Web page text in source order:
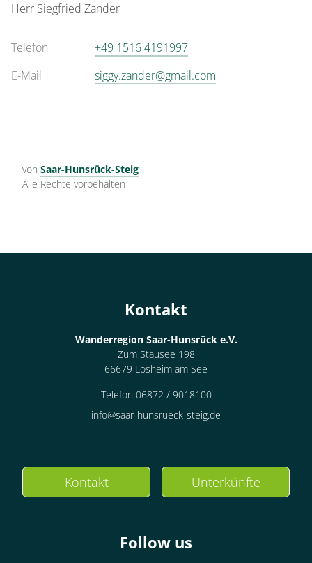
Herr Siegfried Zander
Telefon
+49 1516 4191997
E-Mail
siggy.zander@gmail.com
von Saar-Hunsrück-Steig
Alle Rechte vorbehalten
Kontakt
Wanderregion Saar-Hunsrück e.V.
Zum Stausee 198
66679 Losheim am See
Telefon 06872 / 9018100
info@saar-hunsrueck-steig.de
Kontakt Unterkünfte
Follow us